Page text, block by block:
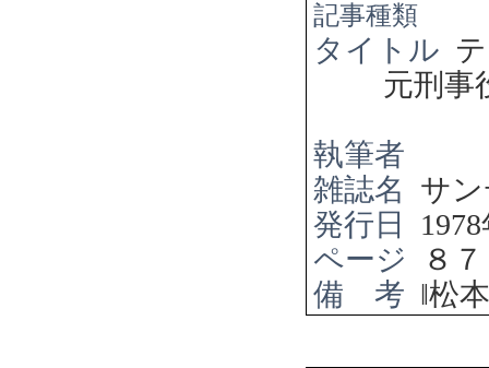
記事種類
タイトル
元刑事
執筆者
雑誌名
サ
発行日
1978
ページ
８７
備 考 ‖松